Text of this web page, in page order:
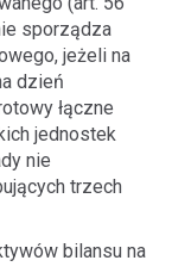
sporządza
jeżeli na
dzień
łączne
jednostek
nie
trzech
bilansu na